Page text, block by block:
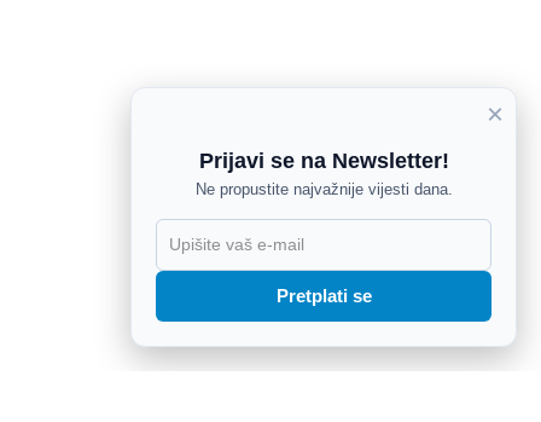
×
Prijavi se na Newsletter!
Ne propustite najvažnije vijesti dana.
Pretplati se